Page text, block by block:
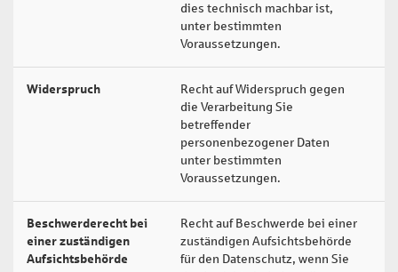
dies technisch machbar ist,
unter bestimmten
Voraussetzungen.
Widerspruch
Recht auf Widerspruch gegen
die Verarbeitung Sie
betreffender
personenbezogener Daten
unter bestimmten
Voraussetzungen.
Beschwerderecht bei
einer zuständigen
Aufsichtsbehörde
Recht auf Beschwerde bei einer
zuständigen Aufsichtsbehörde
für den Datenschutz, wenn Sie